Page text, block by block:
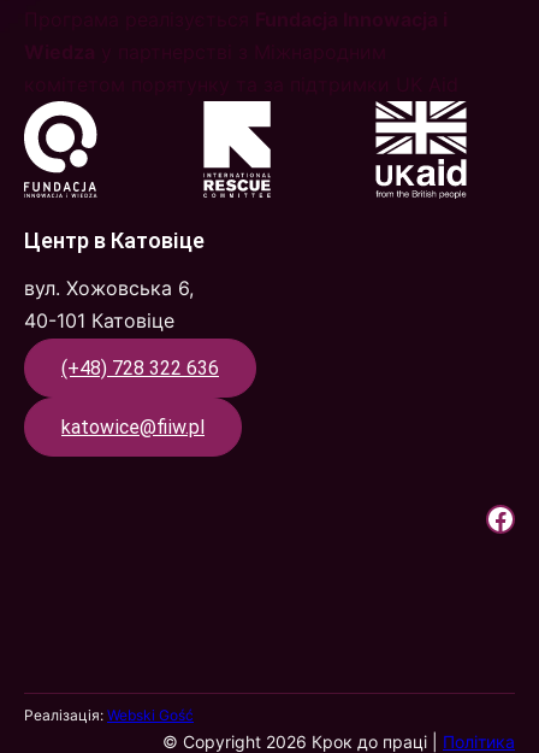
Центр в Катовіце
вул. Хожовська 6,
40-101 Катовіце
(+48) 728 322 636
katowice@fiiw.pl
Крок до праці | Facebook
Реалізація: Webski Gość
© Copyright 2026 Крок до праці | Політика